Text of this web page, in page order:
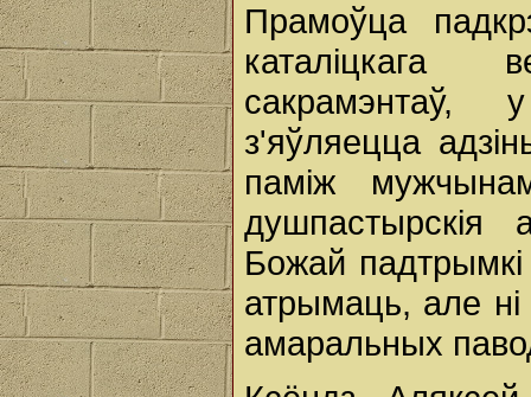
Прамоўца
каталіцкага
сакрамэнтаў,
з'яўляецца
паміж
душпастырскія
Божай
атрымаць, але
амаральных